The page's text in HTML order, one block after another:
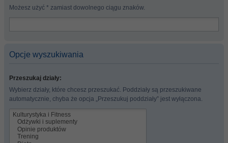
Możesz użyć * zamiast dowolnego ciągu znaków.
Opcje wyszukiwania
Przeszukaj działy:
Wybierz działy, które chcesz przeszukać. Poddziały są przeszukiwane
automatycznie, chyba że opcja „Przeszukuj poddziały” jest wyłączona.